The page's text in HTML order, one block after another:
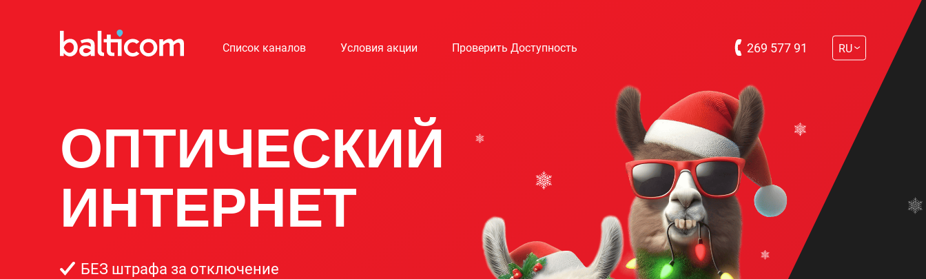
Список каналов Условия акции Проверить Доступность 269 577 91 RU
ОПТИЧЕСКИЙ
ИНТЕРНЕТ
БЕЗ штрафа за отключение